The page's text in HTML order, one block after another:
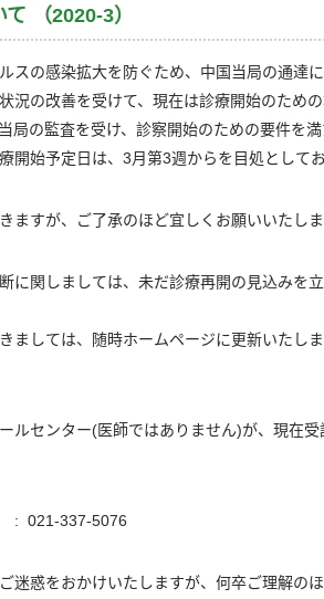
（2020-3）
スの感染拡大を防ぐため、中国当局の通達
況の改善を受けて、現在は診療開始のため
局の監査を受け、診察開始のための要件を
開始予定日は、3月第3週からを目処として
ますが、ご了承のほど宜しくお願いいたし
に関しましては、未だ診療再開の見込みを
ましては、随時ホームページに更新いたし
ルセンター(医師ではありません)が、現在
: 021-337-5076
迷惑をおかけいたしますが、何卒ご理解の